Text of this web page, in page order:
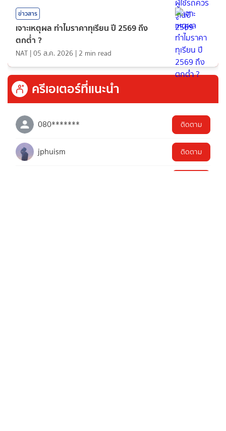
ข่าวสาร
เจาะเหตุผล ทำไมราคาทุเรียน ปี 2569 ถึง
ตกต่ำ ?
NAT |05 ส.ค. 2026 | 2 min read
ครีเอเตอร์ที่แนะนำ
080******* ติดตาม
jphuism ติดตาม